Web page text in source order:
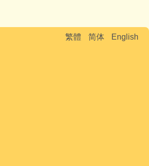
繁體 简体 English